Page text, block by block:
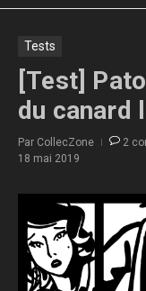
Tests
[Test]
du canard
Par CollecZone 2
18 mai 2019